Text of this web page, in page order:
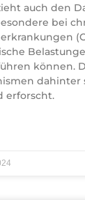
auch den
bei
können.
dahinter
erforscht.